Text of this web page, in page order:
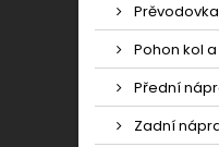
Prěvodovka
Pohon kol
Přední
Zadní